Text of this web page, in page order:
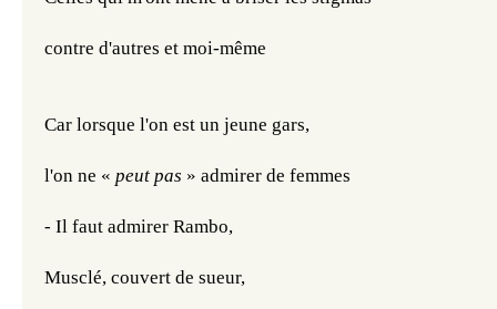
contre d'autres et moi-même
Car lorsque l'on est un jeune gars,
l'on ne « peut pas » admirer de femmes
- Il faut admirer Rambo,
Musclé, couvert de sueur,